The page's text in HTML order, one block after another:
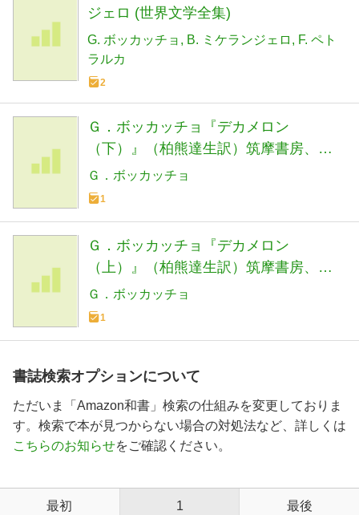
ジェロ (世界文学全集)
G. ボッカッチョ B. ミケランジェロ
F. ペト
ラルカ
2
Ｇ．ボッカッチョ『デカメロン
（下）』（柏熊達生訳）筑摩書房、１
９８８年
Ｇ．ボッカッチョ
1
Ｇ．ボッカッチョ『デカメロン
（上）』（柏熊達生訳）筑摩書房、１
９８７年
Ｇ．ボッカッチョ
1
書誌検索オプションについて
ただいま「Amazon和書」検索の仕組みを変更しておりま
す。検索で本が見つからない場合の対処法など、詳しくは
こちらのお知らせをご確認ください。
最初 1 最後